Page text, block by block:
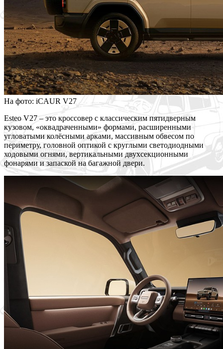
На фото: iCAUR V27
Esteo V27 – это кроссовер с классическим пятидверным
кузовом, «оквадраченными» формами, расширенными
угловатыми колёсными арками, массивным обвесом по
периметру, головной оптикой с круглыми светодиодными
ходовыми огнями, вертикальными двухсекционными
фонарями и запаской на багажной двери.